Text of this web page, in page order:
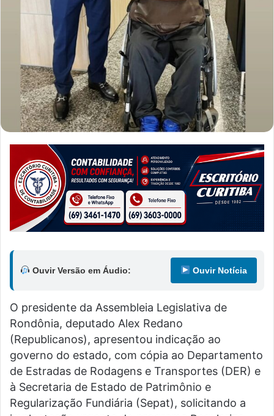
Ouvir Versão em Áudio: Ouvir Notícia
O presidente da Assembleia Legislativa de
Rondônia, deputado Alex Redano
(Republicanos), apresentou indicação ao
governo do estado, com cópia ao Departamento
de Estradas de Rodagens e Transportes (DER) e
à Secretaria de Estado de Patrimônio e
Regularização Fundiária (Sepat), solicitando a